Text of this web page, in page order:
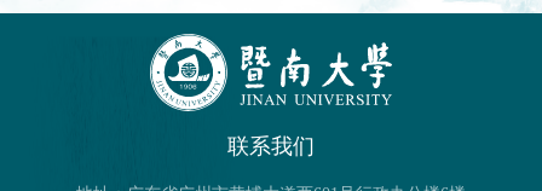
联系我们